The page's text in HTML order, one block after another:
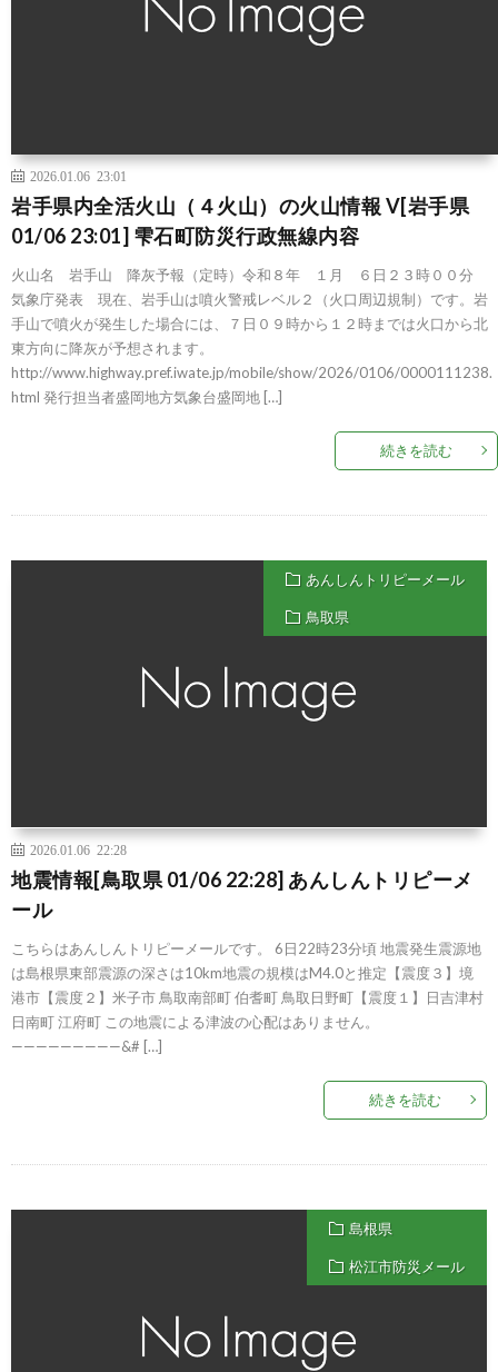
2026.01.06 23:01
岩手県内全活火山（４火山）の火山情報 V[岩手県
01/06 23:01] 雫石町防災行政無線内容
火山名 岩手山 降灰予報（定時）令和８年 １月 ６日２３時００分
気象庁発表 現在、岩手山は噴火警戒レベル２（火口周辺規制）です。岩
手山で噴火が発生した場合には、７日０９時から１２時までは火口から北
東方向に降灰が予想されます。
http://www.highway.pref.iwate.jp/mobile/show/2026/0106/0000111238.
html 発行担当者盛岡地方気象台盛岡地 […]
続きを読む
あんしんトリピーメール
鳥取県
2026.01.06 22:28
地震情報[鳥取県 01/06 22:28] あんしんトリピーメ
ール
こちらはあんしんトリピーメールです。 6日22時23分頃 地震発生震源地
は島根県東部震源の深さは10km地震の規模はM4.0と推定【震度３】境
港市【震度２】米子市 鳥取南部町 伯耆町 鳥取日野町【震度１】日吉津村
日南町 江府町 この地震による津波の心配はありません。
—————————&# […]
続きを読む
島根県
松江市防災メール